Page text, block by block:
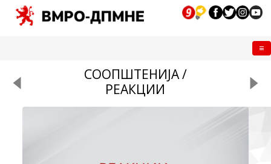
СООПШТЕНИЈА /
РЕАКЦИИ